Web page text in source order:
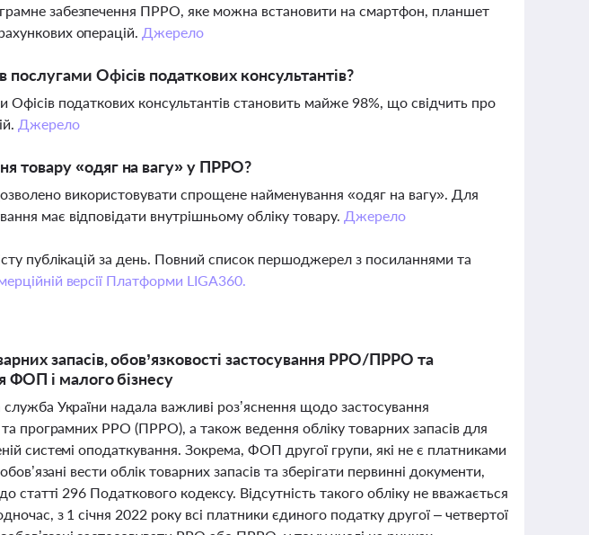
забезпечення ПРРО, яке можна встановити на смартфон, планшет
операцій. Джерело
послугами Офісів податкових консультантів?
Офісів податкових консультантів становить майже 98%, що свідчить про
Джерело
товару «одяг на вагу» у ПРРО?
використовувати спрощене найменування «одяг на вагу». Для
має відповідати внутрішньому обліку товару. Джерело
публікацій за день. Повний список першоджерел з посиланнями та
версії Платформи LIGA360.
запасів, обов’язковості застосування РРО/ПРРО та
ФОП і малого бізнесу
України надала важливі роз’яснення щодо застосування
програмних РРО (ПРРО), а також ведення обліку товарних запасів для
системі оподаткування. Зокрема, ФОП другої групи, які не є платниками
вести облік товарних запасів та зберігати первинні документи,
статті 296 Податкового кодексу. Відсутність такого обліку не вважається
з 1 січня 2022 року всі платники єдиного податку другої – четвертої